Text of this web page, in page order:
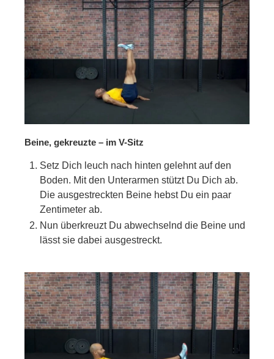
Beine, gekreuzte – im V-Sitz
Setz Dich leuch nach hinten gelehnt auf den
Boden. Mit den Unterarmen stützt Du Dich ab.
Die ausgestreckten Beine hebst Du ein paar
Zentimeter ab.
Nun überkreuzt Du abwechselnd die Beine und
lässt sie dabei ausgestreckt.